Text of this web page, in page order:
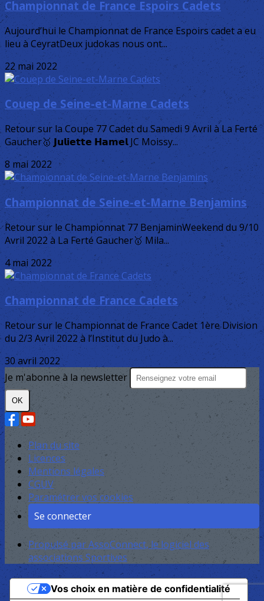
Championnat de France Espoirs Cadets
Aujourd’hui le Championnat de France Espoirs cadet a eu
lieu à CeyratDeux judokas nous ont...
22 mai 2022
Couep de Seine-et-Marne Cadets
Retour sur la Coupe 77 Cadet du Samedi 9 Avril à La Ferté
Gaucher🥇 𝗝𝘂𝗹𝗶𝗲𝘁𝘁𝗲 𝗛𝗮𝗺𝗲𝗹 JC Moissy...
8 mai 2022
Championnat de Seine-et-Marne Benjamins
Retour sur le Championnat 77 BenjaminWeekend du 9/10
Avril 2022 à La Ferté Gaucher🥇 Mila...
4 mai 2022
Championnat de France Cadets
Retour sur le Championnat de France Cadet 1ère Division
du 2/3 Avril 2022 à l’Institut du Judo à...
30 avril 2022
Je m'abonne à la newsletter
OK
Plan du site
Licences
Mentions légales
CGUV
Paramétrer vos cookies
Se connecter
Propulsé par AssoConnect, le logiciel des
associations Sportives
Vos choix en matière de confidentialité